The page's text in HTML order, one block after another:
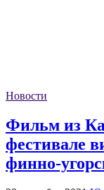
Новости
Фильм из
фестивале
финно-